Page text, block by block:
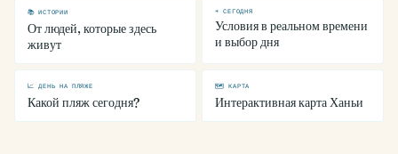
📚 ИСТОРИИ
От людей, которые здесь
живут
☀ СЕГОДНЯ
Условия в реальном времени
и выбор дня
📈 ДЕНЬ НА ПЛЯЖЕ
Какой пляж сегодня?
🗺 КАРТА
Интерактивная карта Ханьи